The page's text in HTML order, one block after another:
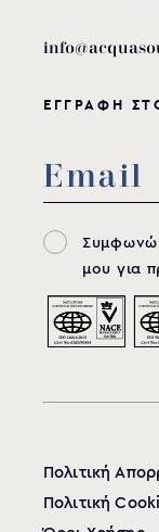
ΕΓΓΡΑΦΗ
Συμφωνώ
μου για
Πολιτική
Πολιτική